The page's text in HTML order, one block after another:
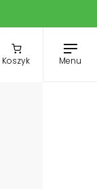
Koszyk Menu